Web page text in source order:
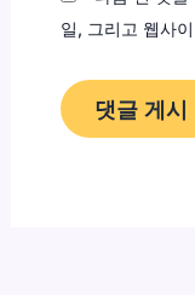
일, 그리고 웹사